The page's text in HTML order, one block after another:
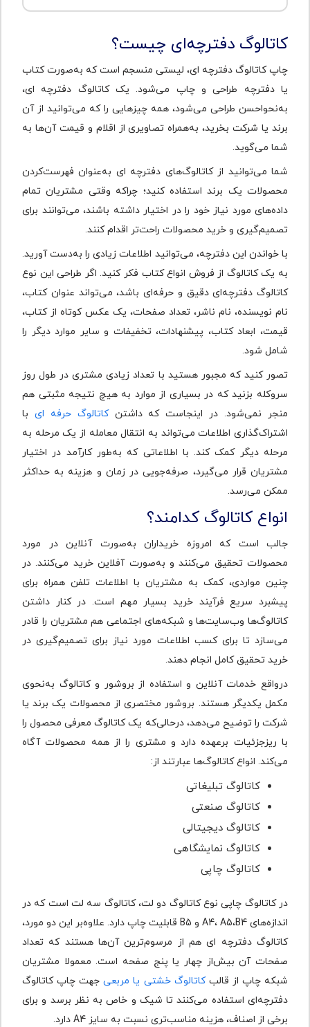
کاتالوگ دفترچه‌ای چیست؟
چاپ کاتالوگ دفترچه ای، لیستی منسجم است که به‌صورت کتاب
یا دفترچه طراحی و چاپ می‌‌شود. یک کاتالوگ دفترچه ‌ای،
به‌نحواحسن طراحی می‌شود، همه چیزهایی را که می‌توانید از آن
برند یا شرکت بخرید، به‌همراه تصاویری از اقلام و قیمت آن‌ها به
شما می‌گوید.
شما می‌توانید از کاتالوگ‌های دفترچه ای به‌عنوان فهرست‌کردن
محصولات یک برند استفاده کنید؛ چراکه وقتی مشتریان تمام
داده‌های مورد نیاز خود را در اختیار داشته باشند، می‌توانند برای
تصمیم‌گیری و خرید محصولات راحت‌تر اقدام کنند.
با خواندن این دفترچه، می‌توانید اطلاعات زیادی را به‌دست آورید.
به یک کاتالوگ از فروش انواع کتاب فکر کنید. اگر طراحی این نوع
کاتالوگ دفترچه‌ای دقیق و حرفه‌ای باشد، می‌تواند عنوان کتاب،
نام نویسنده، نام ناشر، تعداد صفحات، یک عکس کوتاه از کتاب،
قیمت، ابعاد کتاب، پیشنهادات، تخفیفات و سایر موارد دیگر را
شامل شود.
تصور کنید که مجبور هستید با تعداد زیادی مشتری در طول روز
سروکله بزنید که در بسیاری از موارد به هیچ نتیجه مثبتی هم
منجر نمی‌شود. در اینجاست که داشتن کاتالوگ حرفه ای با
اشتراک‌گذاری اطلاعات می‌تواند به انتقال معامله از یک مرحله به
مرحله دیگر کمک کند. با اطلاعاتی که به‌طور کارآمد در اختیار
مشتریان قرار می‌گیرد، صرفه‌جویی در زمان و هزینه به حداکثر
ممکن می‌رسد.
انواع کاتالوگ کدامند؟
جالب است که امروزه خریداران به‌صورت آنلاین در مورد
محصولات تحقیق می‌کنند و به‌صورت آفلاین خرید می‌کنند. در
چنین مواردی، کمک به مشتریان با اطلاعات تلفن همراه برای
پیشبرد سریع فرآیند خرید بسیار مهم است. در کنار داشتن
کاتالوگ‌ها وب‌سایت‌ها و شبکه‌های اجتماعی هم مشتریان را قادر
می‌سازد تا برای کسب اطلاعات مورد نیاز برای تصمیم‌گیری در
خرید تحقیق کامل انجام دهند.
درواقع خدمات آنلاین و استفاده از بروشور و کاتالوگ به‌نحوی
مکمل یکدیگر هستند. بروشور مختصری از محصولات یک برند یا
شرکت را توضیح می‌دهد، درحالی‌که یک کاتالوگ معرفی محصول را
با ریزجزئیات برعهده دارد و مشتری را از همه محصولات آگاه
می‌کند. انواع کاتالوگ‌ها عبارتند از:
کاتالوگ تبلیغاتی
کاتالوگ صنعتی
کاتالوگ دیجیتالی
کاتالوگ نمایشگاهی
کاتالوگ چاپی
در کاتالوگ چاپی نوع کاتالوگ دو لت، کاتالوگ سه لت است که در
اندازه‌های A4، A5،B4 و B5 قابلیت چاپ دارد. علاوه‌بر این دو مورد،
کاتالوگ دفترچه ‌ای هم از مرسوم‌ترین آن‌ها هستند که تعداد
صفحات آن بیش‌از چهار یا پنج صفحه است. معمولا مشتریان
شبکه چاپ از قالبکاتالوگ خشتی یا مربعیجهت چاپ کاتالوگ
دفترچه‌ای استفاده می‌کنند تا شیک و خاص به نظر برسد و برای
برخی از اصناف، هزینه مناسب‌تری نسبت به سایز A4 دارد.